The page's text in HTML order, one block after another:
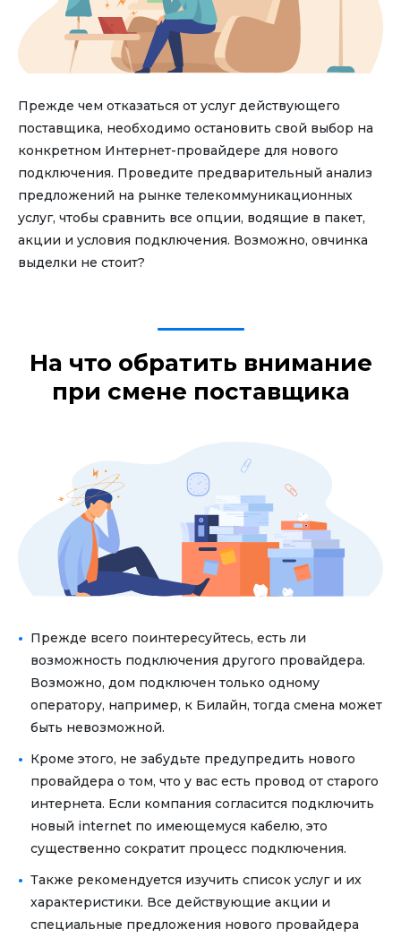
Прежде чем отказаться от услуг действующего
поставщика, необходимо остановить свой выбор на
конкретном Интернет-провайдере для нового
подключения. Проведите предварительный анализ
предложений на рынке телекоммуникационных
услуг, чтобы сравнить все опции, водящие в пакет,
акции и условия подключения. Возможно, овчинка
выделки не стоит?
На что обратить внимание
при смене поставщика
Прежде всего поинтересуйтесь, есть ли
возможность подключения другого провайдера.
Возможно, дом подключен только одному
оператору, например, к Билайн, тогда смена может
быть невозможной.
Кроме этого, не забудьте предупредить нового
провайдера о том, что у вас есть провод от старого
интернета. Если компания согласится подключить
новый internet по имеющемуся кабелю, это
существенно сократит процесс подключения.
Также рекомендуется изучить список услуг и их
характеристики. Все действующие акции и
специальные предложения нового провайдера